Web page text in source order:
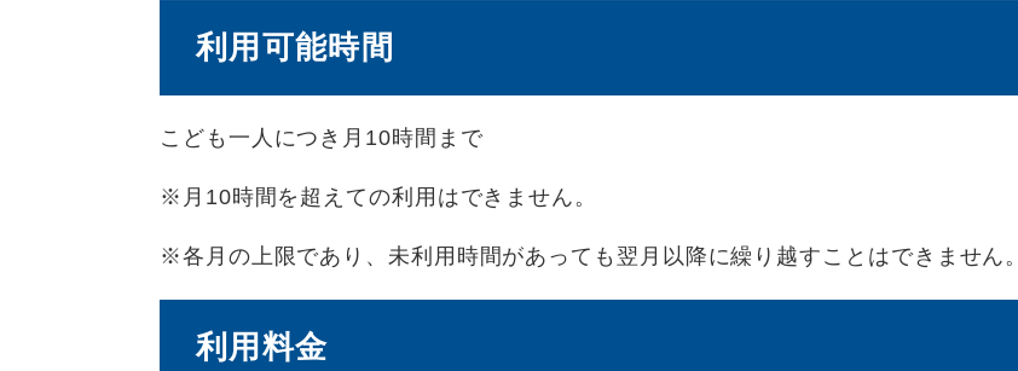
利用可能時間
こども一人につき月10時間まで
※月10時間を超えての利用はできません。
※各月の上限であり、未利用時間があっても翌月以降に繰り越すことはできません。
利用料金